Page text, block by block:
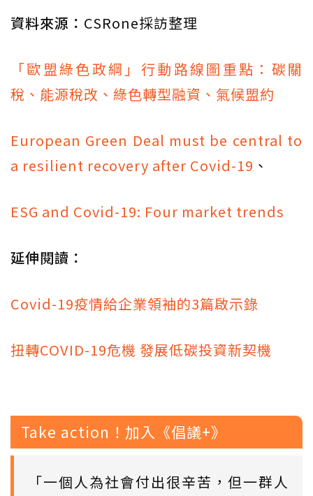
資料來源： CSRone採訪整理
「歐盟綠色政綱」行動路線圖重點：碳關
稅、能源稅改、綠色轉型融資、氣候盟約
European Green Deal must be central to
a resilient recovery after Covid-19 、
ESG and Covid-19: Four market trends
延伸閱讀：
Covid-19疫情給企業領袖的3篇啟示錄
扭轉COVID-19危機 發展低碳投資新契機
Take action！加入《倡議+》
「一個人為社會付出很辛苦，但一群人